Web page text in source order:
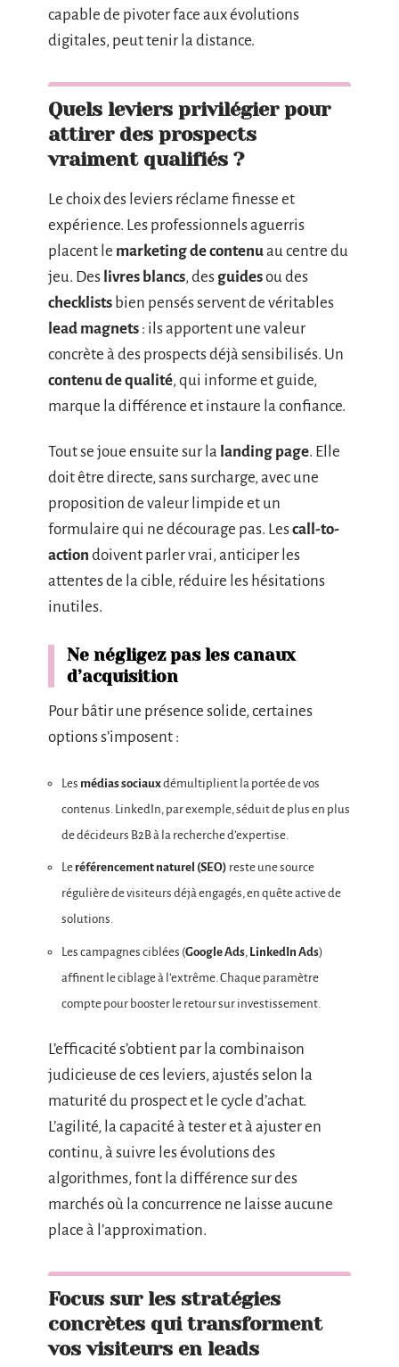
capable de pivoter face aux évolutions
digitales, peut tenir la distance.
Quels leviers privilégier pour
attirer des prospects
vraiment qualifiés ?
Le choix des leviers réclame finesse et
expérience. Les professionnels aguerris
placent le marketing de contenuau centre du
jeu. Des livres blancs, des guidesou des
checklists bien pensés servent de véritables
lead magnets : ils apportent une valeur
concrète à des prospects déjà sensibilisés. Un
contenu de qualité, qui informe et guide,
marque la différence et instaure la confiance.
Tout se joue ensuite sur la landing page. Elle
doit être directe, sans surcharge, avec une
proposition de valeur limpide et un
formulaire qui ne décourage pas. Lescall-to-
action doivent parler vrai, anticiper les
attentes de la cible, réduire les hésitations
inutiles.
Ne négligez pas les canaux
d’acquisition
Pour bâtir une présence solide, certaines
options s’imposent :
Les médias sociauxdémultiplient la portée de vos
contenus. LinkedIn, par exemple, séduit de plus en plus
de décideurs B2B à la recherche d’expertise.
Le référencement naturel (SEO) reste une source
régulière de visiteurs déjà engagés, en quête active de
solutions.
Les campagnes ciblées (Google Ads, LinkedIn Ads)
affinent le ciblage à l’extrême. Chaque paramètre
compte pour booster le retour sur investissement.
L’efficacité s’obtient par la combinaison
judicieuse de ces leviers, ajustés selon la
maturité du prospect et le cycle d’achat.
L’agilité, la capacité à tester et à ajuster en
continu, à suivre les évolutions des
algorithmes, font la différence sur des
marchés où la concurrence ne laisse aucune
place à l’approximation.
Focus sur les stratégies
concrètes qui transforment
vos visiteurs en leads